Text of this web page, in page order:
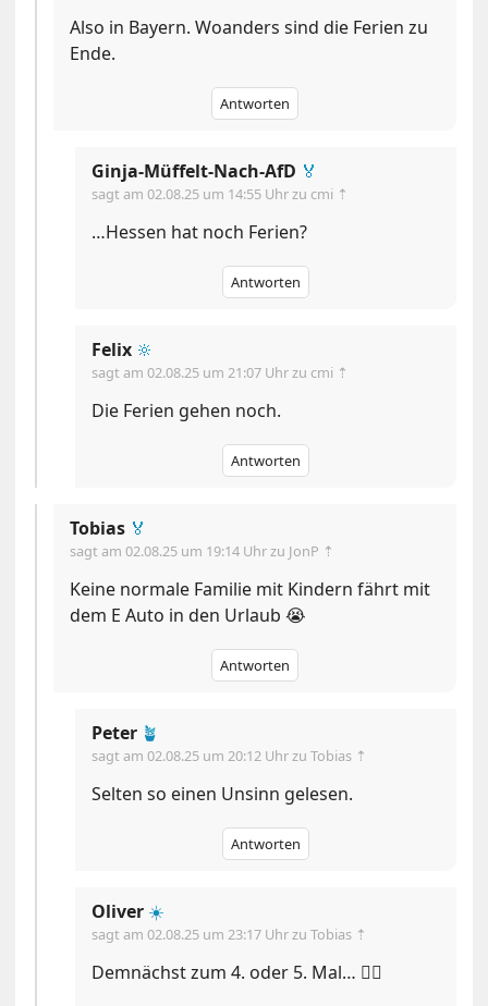
Also in Bayern. Woanders sind die Ferien zu
Ende.
Antworten
Ginja-Müffelt-Nach-AfD 🏅
sagt am02.08.25 um 14:55 Uhr zu cmi ⇡
…Hessen hat noch Ferien?
Antworten
Felix 🔆
sagt am02.08.25 um 21:07 Uhr zu cmi ⇡
Die Ferien gehen noch.
Antworten
Tobias 🏅
sagt am02.08.25 um 19:14 Uhr zu JonP ⇡
Keine normale Familie mit Kindern fährt mit
dem E Auto in den Urlaub 😭
Antworten
Peter 🪴
sagt am02.08.25 um 20:12 Uhr zu Tobias ⇡
Selten so einen Unsinn gelesen.
Antworten
Oliver ☀️
sagt am02.08.25 um 23:17 Uhr zu Tobias ⇡
Demnächst zum 4. oder 5. Mal… 🤷‍♂️